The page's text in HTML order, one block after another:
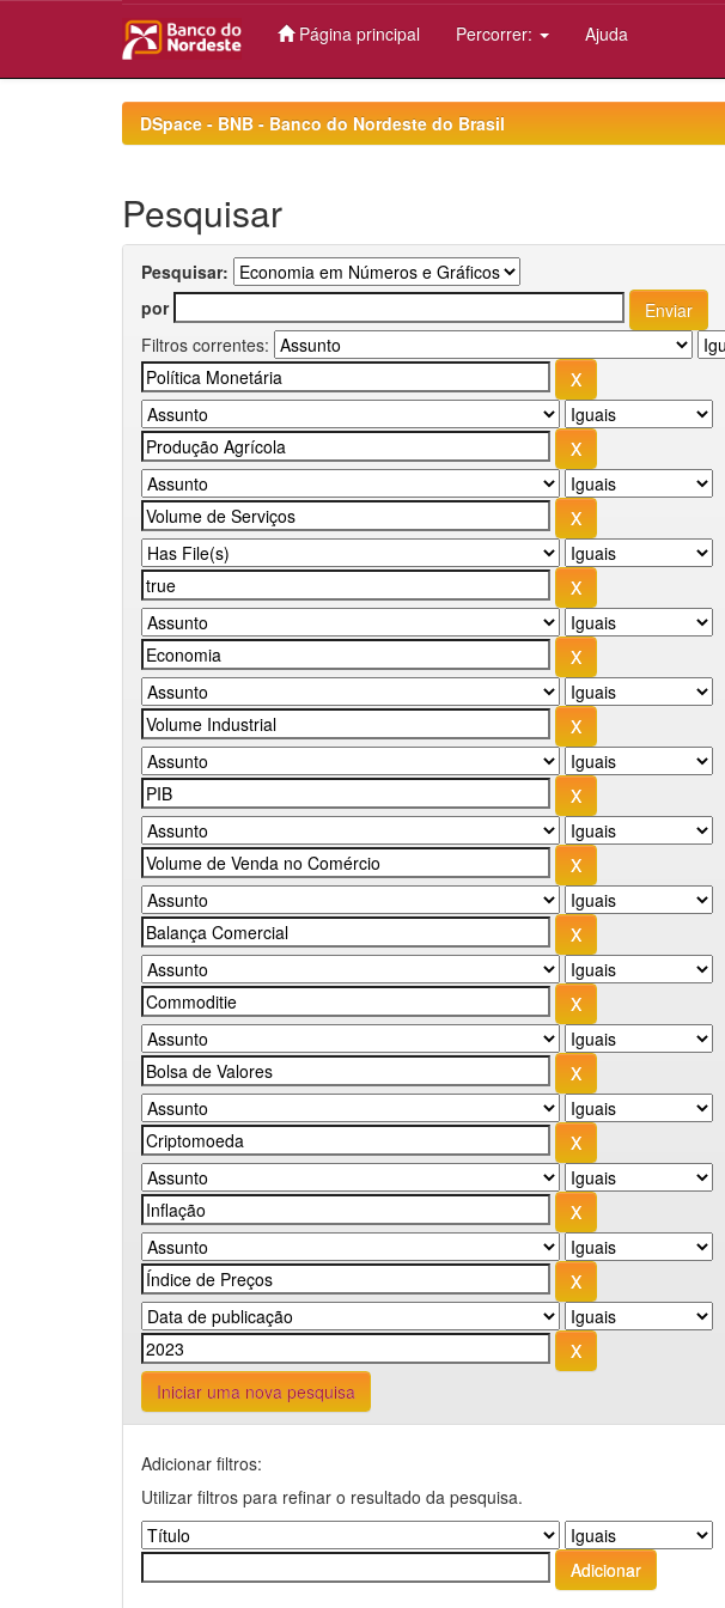
Página principal Percorrer: Ajuda
DSpace - BNB - Banco do Nordeste do Brasil
Pesquisar
Pesquisar:
por
Filtros correntes:
Iniciar uma nova pesquisa
Adicionar filtros:
Utilizar filtros para refinar o resultado da pesquisa.